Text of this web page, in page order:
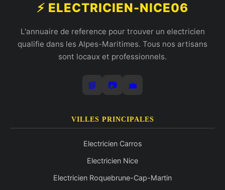
⚡ ELECTRICIEN-NICE06
L'annuaire de reference pour trouver un electricien
qualifie dans les Alpes-Maritimes. Tous nos artisans
sont locaux et professionnels.
📘 📷 💼
VILLES PRINCIPALES
Electricien Carros
Electricien Nice
Electricien Roquebrune-Cap-Martin